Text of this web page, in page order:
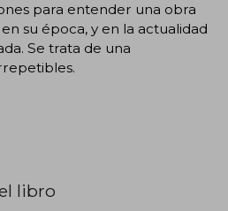
para entender una obra
su época, y en la actualidad
Se trata de una
libro